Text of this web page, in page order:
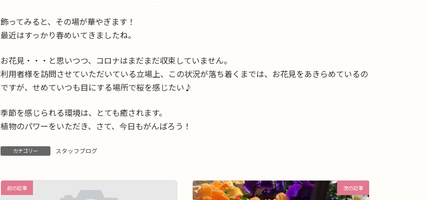
飾ってみると、その場が華やぎます！
最近はすっかり春めいてきましたね。
お花見・・・と思いつつ、コロナはまだまだ収束していません。
利用者様を訪問させていただいている立場上、この状況が落ち着くまでは、お花見をあきらめているの
ですが、せめていつも目にする場所で桜を感じたい♪
季節を感じられる環境は、とても癒されます。
植物のパワーをいただき、さて、今日もがんばろう！
カテゴリー スタッフブログ
前の記事 次の記事